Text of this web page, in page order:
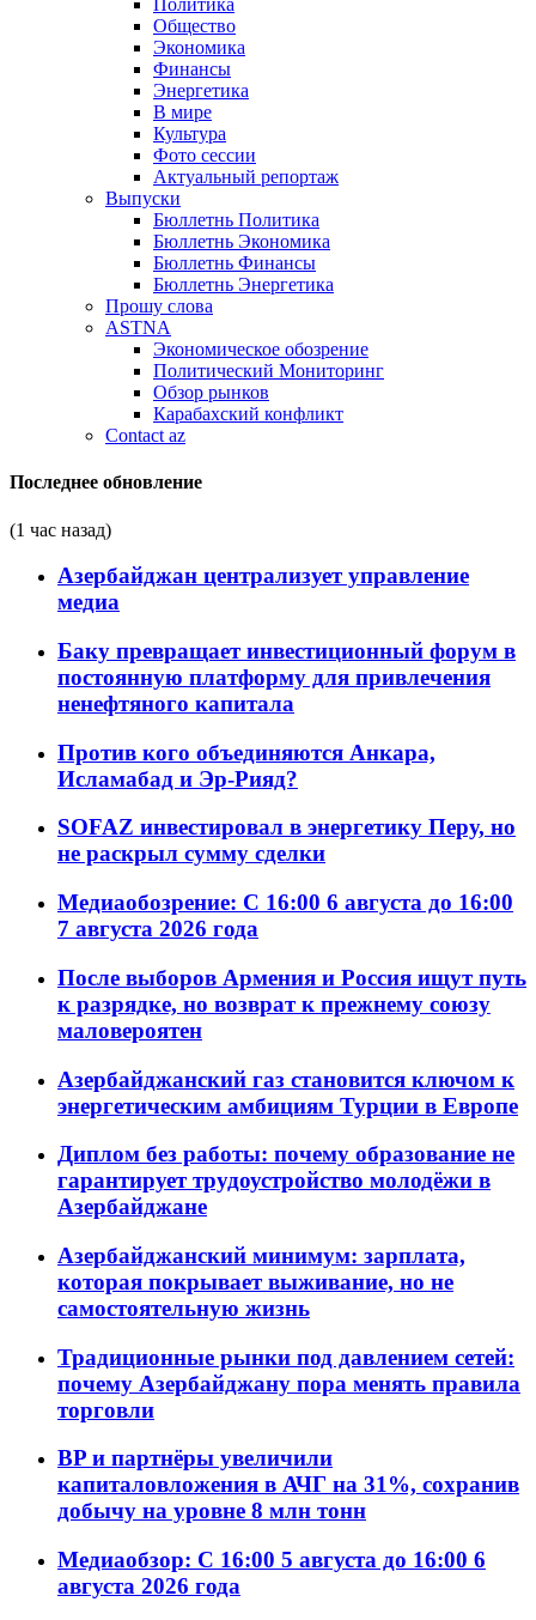
Политика
Общество
Экономика
Финансы
Энергетика
В мире
Культура
Фото сессии
Актуальный репортаж
Выпуски
Бюллетнь Политика
Бюллетнь Экономика
Бюллетнь Финансы
Бюллетнь Энергетика
Прошу слова
ASTNA
Экономическое обозрение
Политический Мониторинг
Обзор рынков
Карабахский конфликт
Contact az
Последнее обновление
(1 час назад)
Азербайджан централизует управление
медиа
Баку превращает инвестиционный форум в
постоянную платформу для привлечения
ненефтяного капитала
Против кого объединяются Анкара,
Исламабад и Эр-Рияд?
SOFAZ инвестировал в энергетику Перу, но
не раскрыл сумму сделки
Медиаобозрение: С 16:00 6 августа до 16:00
7 августа 2026 года
После выборов Армения и Россия ищут путь
к разрядке, но возврат к прежнему союзу
маловероятен
Азербайджанский газ становится ключом к
энергетическим амбициям Турции в Европе
Диплом без работы: почему образование не
гарантирует трудоустройство молодёжи в
Азербайджане
Азербайджанский минимум: зарплата,
которая покрывает выживание, но не
самостоятельную жизнь
Традиционные рынки под давлением сетей:
почему Азербайджану пора менять правила
торговли
BP и партнёры увеличили
капиталовложения в АЧГ на 31%, сохранив
добычу на уровне 8 млн тонн
Медиаобзор: С 16:00 5 августа до 16:00 6
августа 2026 года